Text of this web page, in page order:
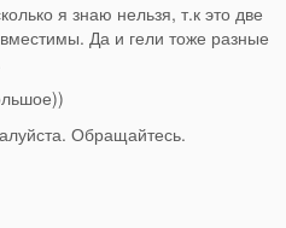
я знаю нельзя, т.к это две
Да и гели тоже разные
Обращайтесь.